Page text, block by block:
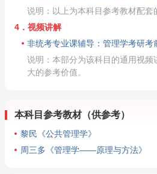
说明：以上为本科目参考教材配套
4．视频讲解
非统考专业课辅导：管理学考研考
说明：本部分为该科目的通用视频
大的参考价值。
本科目参考教材（供参考）
黎民《公共管理学》
周三多《管理学——原理与方法》